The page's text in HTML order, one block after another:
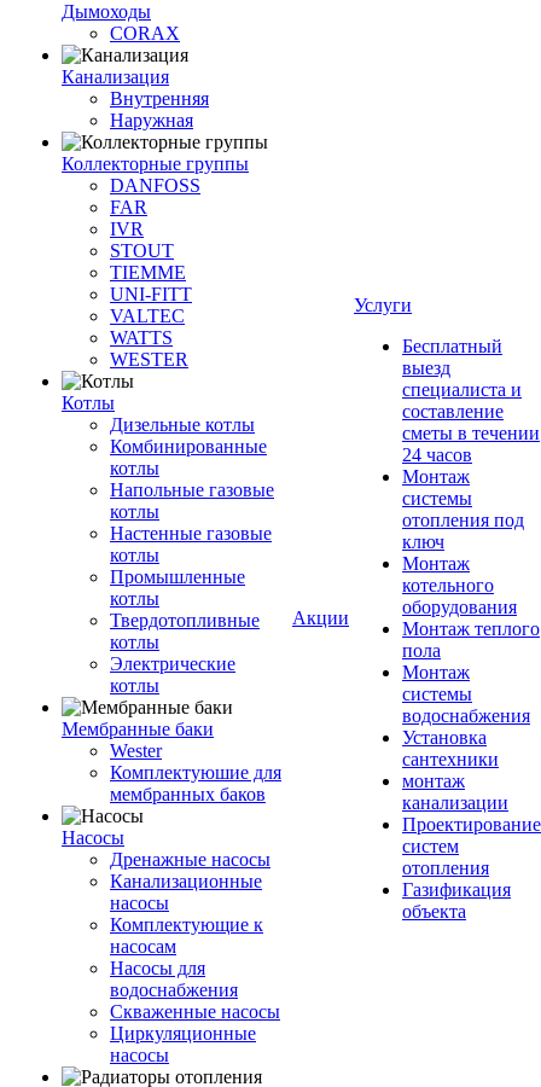
Дымоходы
CORAX
Канализация
Внутренняя
Наружная
Коллекторные группы
DANFOSS
FAR
IVR
STOUT
TIEMME
UNI-FITT
VALTEC
WATTS
WESTER
Котлы
Дизельные котлы
Комбинированные
котлы
Напольные газовые
котлы
Настенные газовые
котлы
Промышленные
котлы
Твердотопливные
котлы
Электрические
котлы
Мембранные баки
Wester
Комплектуюшие для
мембранных баков
Насосы
Дренажные насосы
Канализационные
насосы
Комплектующие к
насосам
Насосы для
водоснабжения
Скваженные насосы
Циркуляционные
насосы
Акции
Услуги
Бесплатный
выезд
специалиста и
составление
сметы в течении
24 часов
Монтаж
системы
отопления под
ключ
Монтаж
котельного
оборудования
Монтаж теплого
пола
Монтаж
системы
водоснабжения
Установка
сантехники
монтаж
канализации
Проектирование
систем
отопления
Газификация
объекта